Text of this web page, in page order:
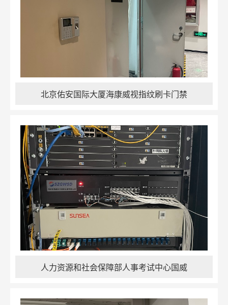
北京佑安国际大厦海康威视指纹刷卡门禁
人力资源和社会保障部人事考试中心国威